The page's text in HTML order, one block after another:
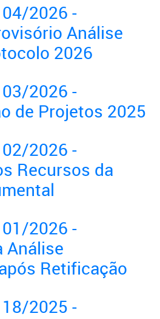
2026 -
Análise
2026
2026 -
de Projetos 2025
2026 -
Recursos da
2026 -
Análise
Retificação
2025 -